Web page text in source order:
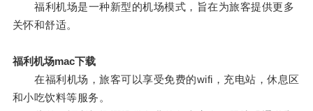
福利机场是一种新型的机场模式，旨在为旅客提供更多
关怀和舒适。
福利机场mac下载
在福利机场，旅客可以享受免费的wifi，充电站，休息区
和小吃饮料等服务。